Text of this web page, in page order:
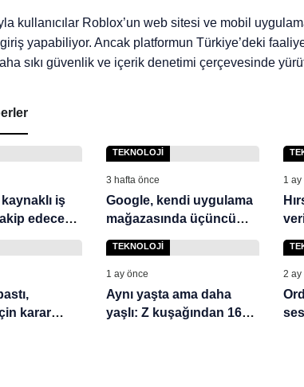
kullanıcılar Roblox’un web sitesi ve mobil
giriş yapabiliyor. Ancak platformun Türkiye’deki
sıkı güvenlik ve içerik denetimi çerçevesinde
iş
edecek
açıldı
TEKNOLOJI
3 hafta önce
Google, kendi uygulama
mağazasında üçüncü
taraf uygulama
mağazalarına izin
vermeye hazırlanıyor
1 ay
karar
TEKNOLOJI
1 ay önce
Aynı yaşta ama daha
yaşlı: Z kuşağından 164
2 ay